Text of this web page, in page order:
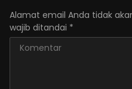
Alamat email Anda tidak
wajib ditandai *